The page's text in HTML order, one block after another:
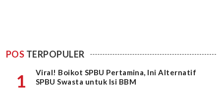
POS TERPOPULER
1
Viral! Boikot SPBU Pertamina, Ini Alternatif
SPBU Swasta untuk Isi BBM